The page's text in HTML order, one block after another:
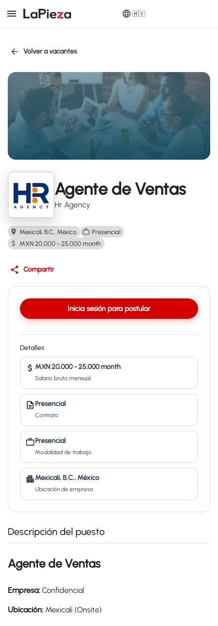
🇲🇽
Volver a vacantes
Agente de Ventas
Hr Agency
Mexicali, B.C., México
Presencial
MXN 20,000 - 25,000 month
Compartir
Inicia sesión para postular
Detalles
MXN 20,000 - 25,000 month
Salario bruto mensual
Presencial
Contrato
Presencial
Modalidad de trabajo
Mexicali, B.C., México
Ubicación de empresa
Descripción del puesto
Agente de Ventas
Empresa: Confidencial
Ubicación: Mexicali (Onsite)